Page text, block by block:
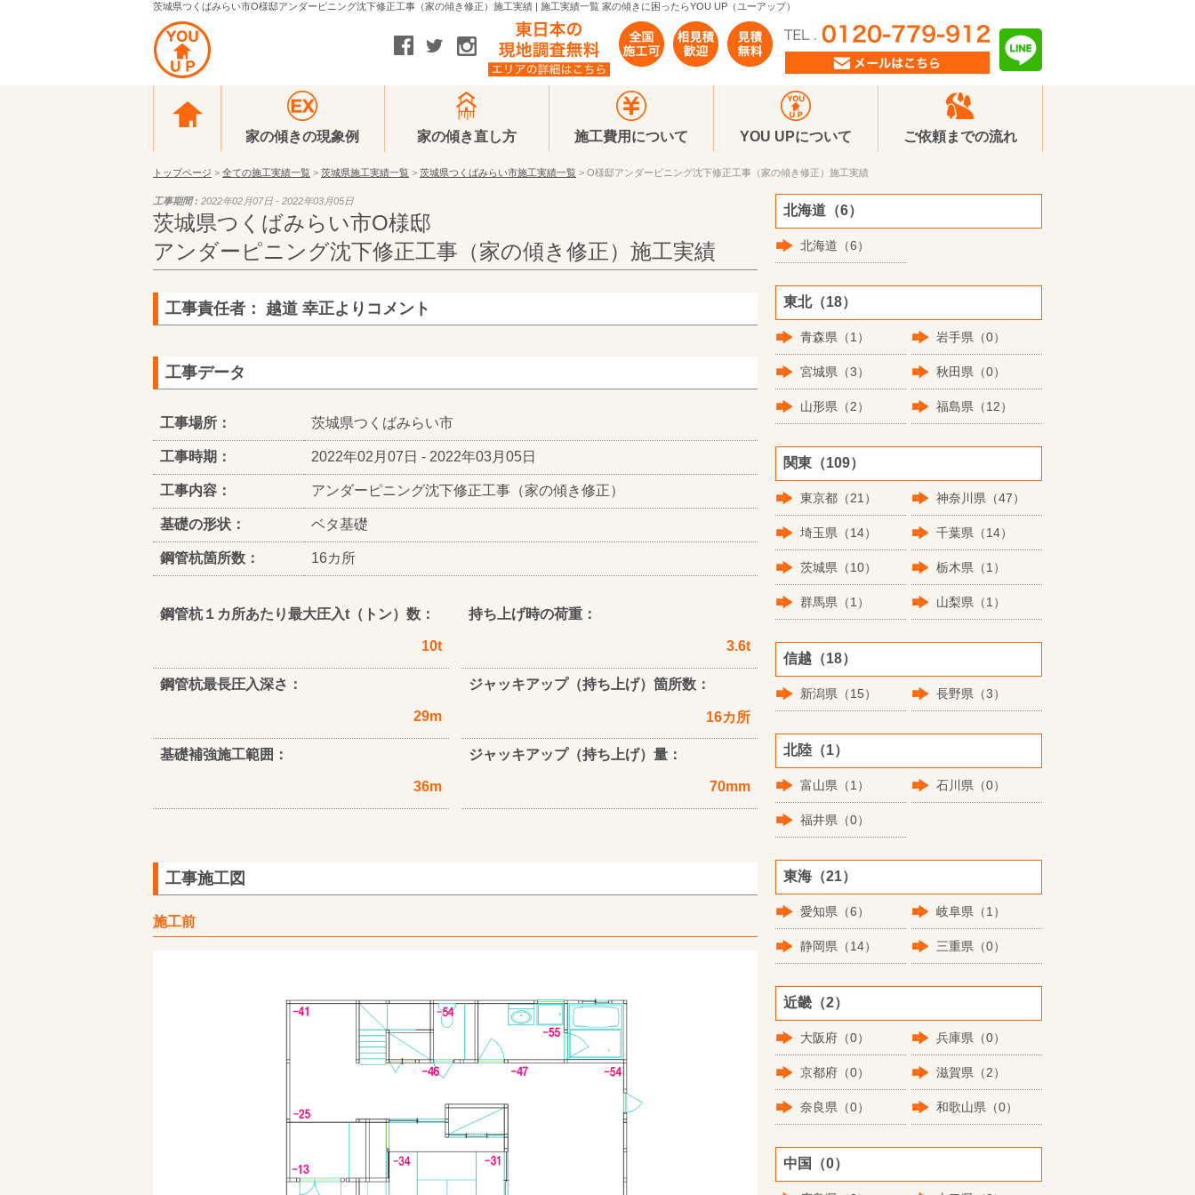
茨城県つくばみらい市O様邸アンダーピニング沈下修正工事（家の傾き修正）施工実績 | 施工実績一覧 家の傾きに困ったらYOU UP（ユーアップ）
家の傾きの現象例 家の傾き直し方 施工費用について YOU UPについて ご依頼までの流れ
トップページ > 全ての施工実績一覧 > 茨城県施工実績一覧 > 茨城県つくばみらい市施工実績一覧 > O様邸アンダーピニング沈下修正工事（家の傾き修正）施工実績
工事期間 : 2022年02月07日 - 2022年03月05日
茨城県つくばみらい市O様邸
アンダーピニング沈下修正工事（家の傾き修正）施工実績
工事責任者： 越道 幸正よりコメント
工事データ
工事場所： 茨城県つくばみらい市
工事時期： 2022年02月07日 - 2022年03月05日
工事内容： アンダーピニング沈下修正工事（家の傾き修正）
基礎の形状： ベタ基礎
鋼管杭箇所数： 16カ所
鋼管杭１カ所あたり最大圧入t（トン）数：
10t
鋼管杭最長圧入深さ：
29m
基礎補強施工範囲：
36m
持ち上げ時の荷重：
3.6t
ジャッキアップ（持ち上げ）箇所数：
16カ所
ジャッキアップ（持ち上げ）量：
70mm
工事施工図
施工前
北海道（6）
北海道（6）
東北（18）
青森県（1） 岩手県（0）
宮城県（3） 秋田県（0）
山形県（2） 福島県（12）
関東（109）
東京都（21） 神奈川県（47）
埼玉県（14） 千葉県（14）
茨城県（10） 栃木県（1）
群馬県（1） 山梨県（1）
信越（18）
新潟県（15） 長野県（3）
北陸（1）
富山県（1） 石川県（0）
福井県（0）
東海（21）
愛知県（6） 岐阜県（1）
静岡県（14） 三重県（0）
近畿（2）
大阪府（0） 兵庫県（0）
京都府（0） 滋賀県（2）
奈良県（0） 和歌山県（0）
中国（0）